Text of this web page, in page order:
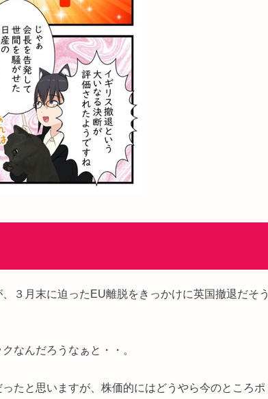
３月末に迫ったEU離脱をきっかけに英国撤退だそう
なんだろうなぁと・・。
たと思いますが、株価的にはどうやら今のところポ